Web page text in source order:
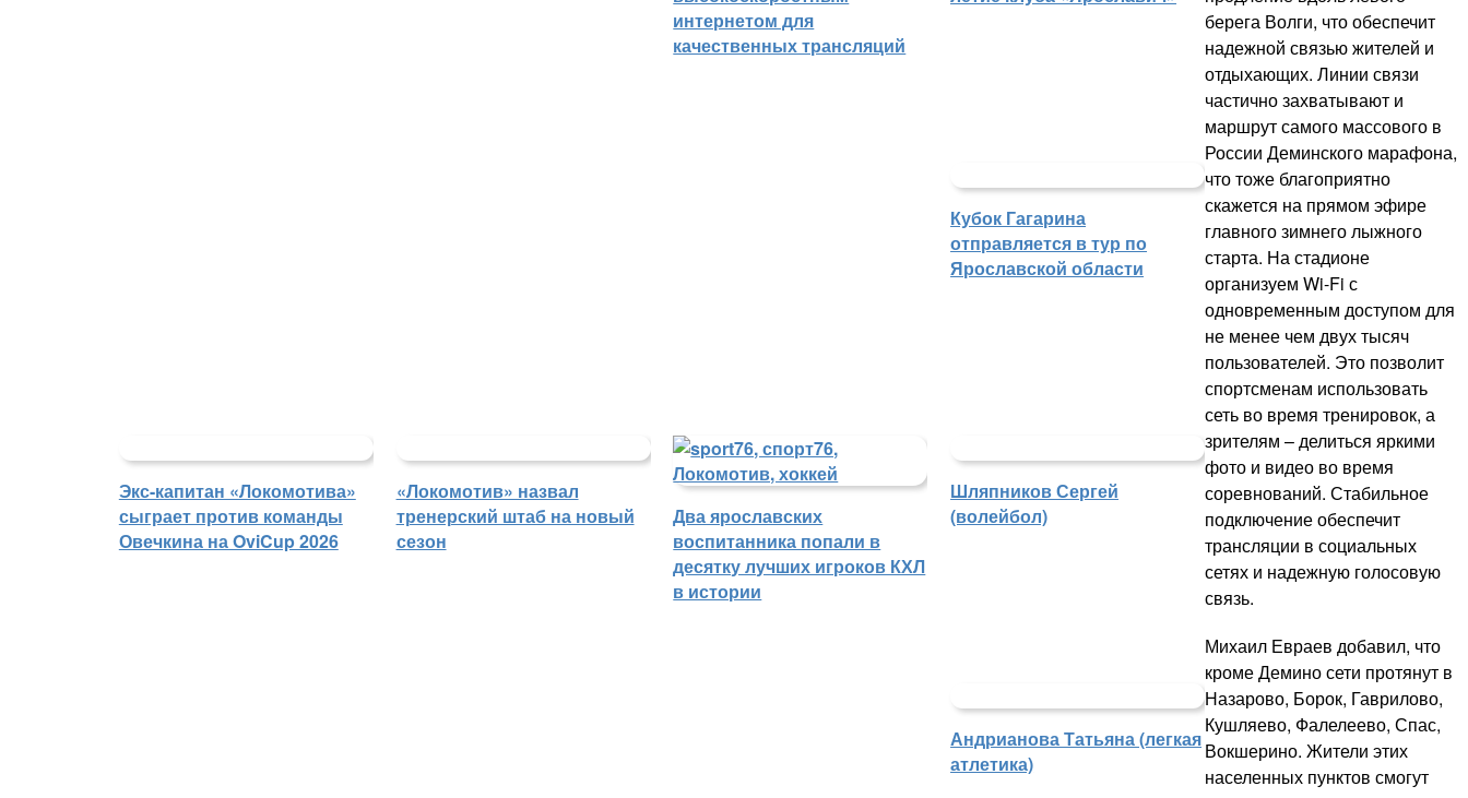
интернетом для
качественных трансляций
Кубок Гагарина
отправляется в тур по
Ярославской области
Экс-капитан «Локомотива»
сыграет против команды
Овечкина на OviCup 2026
«Локомотив» назвал
тренерский штаб на новый
сезон
Два ярославских
воспитанника попали в
десятку лучших игроков КХЛ
в истории
Шляпников Сергей
(волейбол)
Андрианова Татьяна (легкая
атлетика)
берега Волги, что обеспечит
надежной связью жителей и
отдыхающих. Линии связи
частично захватывают и
маршрут самого массового в
России Деминского марафона,
что тоже благоприятно
скажется на прямом эфире
главного зимнего лыжного
старта. На стадионе
организуем Wi-Fi с
одновременным доступом для
не менее чем двух тысяч
пользователей. Это позволит
спортсменам использовать
сеть во время тренировок, а
зрителям – делиться яркими
фото и видео во время
соревнований. Стабильное
подключение обеспечит
трансляции в социальных
сетях и надежную голосовую
связь.
Михаил Евраев добавил, что
кроме Демино сети протянут в
Назарово, Борок, Гаврилово,
Кушляево, Фалелеево, Спас,
Вокшерино. Жители этих
населенных пунктов смогут